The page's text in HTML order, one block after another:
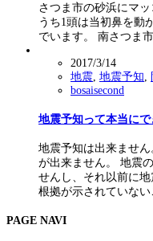
さつま市の砂浜にマ
うち1頭は当初鼻を動
でいます。 南さつま
2017/3/14
地震 地震予知
bosaisecond
地震予知って本当にで
地震予知は出来ませ
が出来ません。 地震
せんし、それ以前に
根拠が示されていな
PAGE NAVI